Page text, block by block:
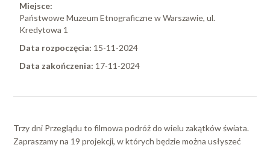
Miejsce:
Państwowe Muzeum Etnograficzne w Warszawie, ul.
Kredytowa 1
Data rozpoczęcia: 15-11-2024
Data zakończenia: 17-11-2024
Trzy dni Przeglądu to filmowa podróż do wielu zakątków świata.
Zapraszamy na 19 projekcji, w których będzie można usłyszeć